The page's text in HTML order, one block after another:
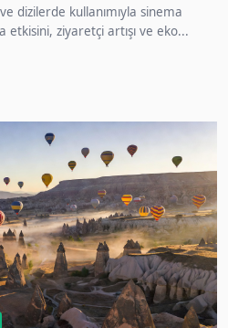
dizilerde kullanımıyla sinema
ziyaretçi artışı ve eko...